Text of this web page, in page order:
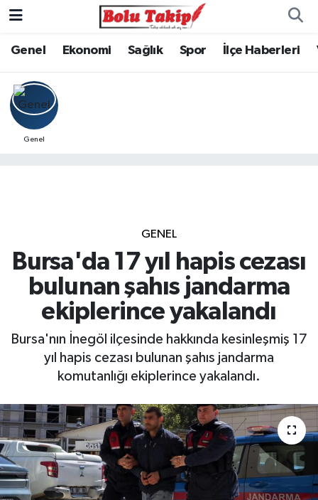
Genel Ekonomi Sağlık Spor İlçe Haberleri
Genel
GENEL
Bursa'da 17 yıl hapis cezası
bulunan şahıs jandarma
ekiplerince yakalandı
Bursa'nın İnegöl ilçesinde hakkında kesinleşmiş 17
yıl hapis cezası bulunan şahıs jandarma
komutanlığı ekiplerince yakalandı.